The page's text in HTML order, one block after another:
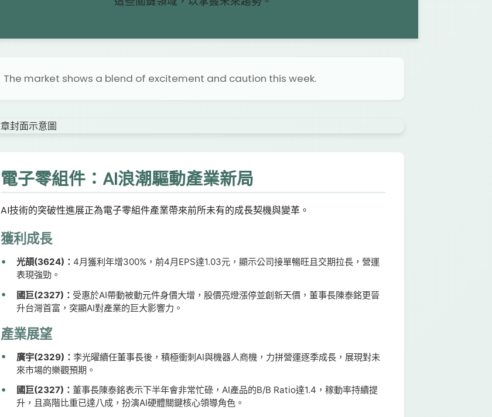
The market shows a blend of excitement and caution this week.
電子零組件：AI浪潮驅動產業新局
AI技術的突破性進展正為電子零組件產業帶來前所未有的成長契機與變革。
獲利成長
光頡(3624)： 4月獲利年增300%，前4月EPS達1.03元，顯示公司接單暢旺且交期拉長，營運
表現強勁。
國巨(2327)： 受惠於AI帶動被動元件身價大增，股價亮燈漲停並創新天價，董事長陳泰銘更晉
升台灣首富，突顯AI對產業的巨大影響力。
產業展望
廣宇(2329)：李光曜續任董事長後，積極衝刺AI與機器人商機，力拼營運逐季成長，展現對未
來市場的樂觀預期。
國巨(2327)： 董事長陳泰銘表示下半年會非常忙碌，AI產品的B/B Ratio達1.4，稼動率持續提
升，且高階比重已達八成，扮演AI硬體關鍵核心領導角色。